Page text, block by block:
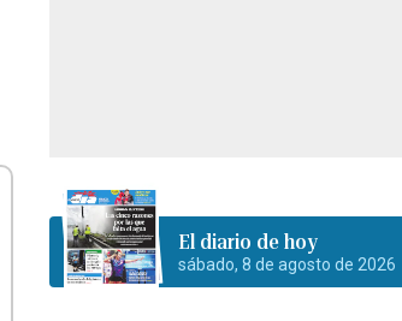
El diario de hoy
sábado, 8 de agosto de 2026